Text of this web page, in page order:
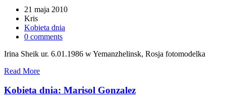
21 maja 2010
Kris
Kobieta dnia
0 comments
Irina Sheik ur. 6.01.1986 w Yemanzhelinsk, Rosja fotomodelka
Read More
Kobieta dnia: Marisol Gonzalez